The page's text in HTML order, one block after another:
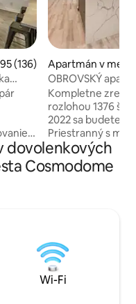
ohodnotenie 4,95 z
(136)
–
– Wi-Fi
-
Apartmán v
OBROVSKÝ
ŠTVORCOVÝCH
St-Hubert
Kompletne
rozlohou 1376
2022 sa budete
Priestranný s
vás očarí
prirodzeným
plne vybavenú
matracom môže
ubytovať 8
strešnú terasu je
októbra CITQ-
dovolenkových
Cosmodome
Wi-Fi